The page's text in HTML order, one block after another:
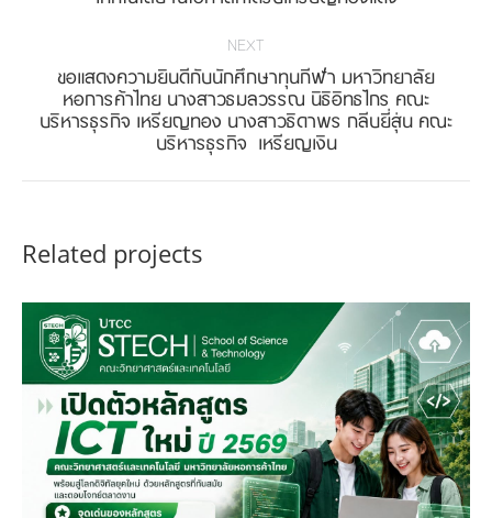
project:
NEXT
Next
project:
ขอแสดงความยินดีกับนักศึกษาทุนกีฬา มหาวิทยาลัย
หอการค้าไทย นางสาวธมลวรรณ นิธิอิทธไกร คณะ
บริหารธุรกิจ เหรียญทอง นางสาวธิดาพร กลีบยี่สุ่น คณะ
บริหารธุรกิจ เหรียญเงิน
Related projects